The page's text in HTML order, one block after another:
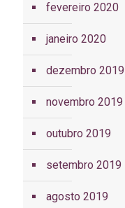
fevereiro 2020
janeiro 2020
dezembro 2019
novembro 2019
outubro 2019
setembro 2019
agosto 2019